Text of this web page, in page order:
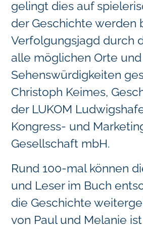
gelingt dies auf
der Geschichte werden
Verfolgungsjagd durch
alle möglichen Orte und
Sehenswürdigkeiten
Christoph Keimes,
der LUKOM
Kongress- und
Gesellschaft mbH.
Rund 100-mal können
und Leser im Buch
die Geschichte
von Paul und Melanie ist